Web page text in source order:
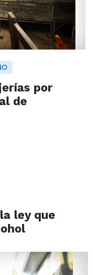
por
de
ley que